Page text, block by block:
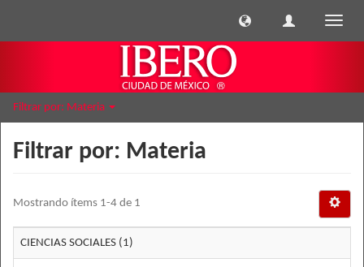
Filtrar por: Materia
Filtrar por: Materia
Mostrando ítems 1-4 de 1
CIENCIAS SOCIALES (1)